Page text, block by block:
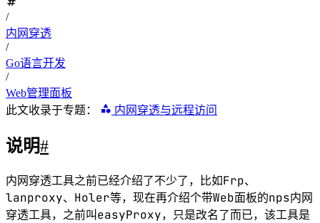
/
内网穿透
/
Go语言开发
/
Web管理面板
此文收录于专题：
内网穿透与远程访问
说明#
内网穿透工具之前已经介绍了不少了，比如Frp、
lanproxy、 Holer等，现在再介绍个带Web面板的nps内网
穿透工具，之前叫 easyProxy，只是改名了而已，该工具是